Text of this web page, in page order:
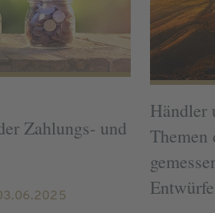
Zahlungs- und
Händler
Themen